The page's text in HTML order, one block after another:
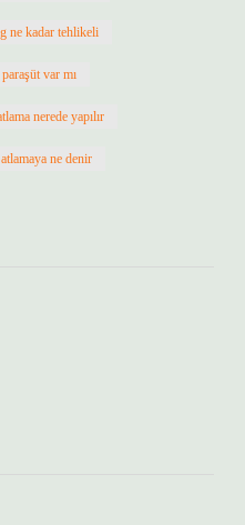
ne kadar tehlikeli
var mı
nerede yapılır
ne denir